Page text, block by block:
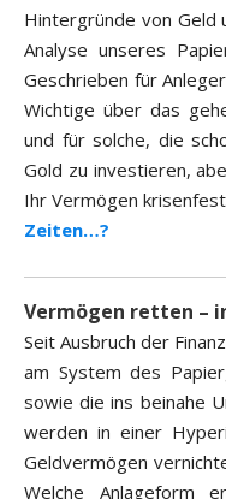
Hintergründe von Geld
Analyse unseres
Geschrieben für
Wichtige über das
und für solche, die
Gold zu investieren,
Ihr Vermögen krisenfest
Zeiten…?
Vermögen retten –
Seit Ausbruch der
am System des
sowie die ins beinahe
werden in einer
Geldvermögen
Welche Anlageform